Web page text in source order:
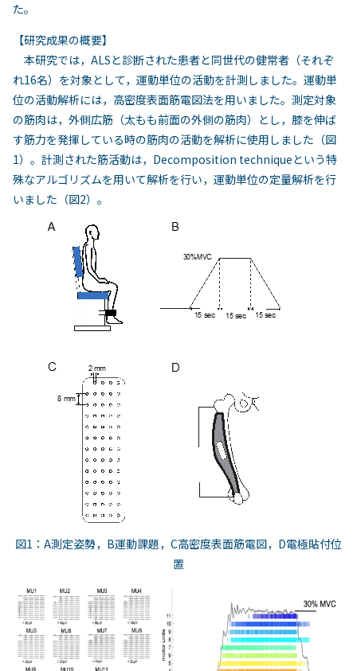
た。
【研究成果の概要】
本研究では，ALSと診断された患者と同世代の健常者（それぞ
れ16名）を対象として，運動単位の活動を計測しました。運動単
位の活動解析には，高密度表面筋電図法を用いました。測定対象
の筋肉は，外側広筋（太もも前面の外側の筋肉）とし，膝を伸ば
す筋力を発揮している時の筋肉の活動を解析に使用しました（図
1）。計測された筋活動は，Decomposition techniqueという特
殊なアルゴリズムを用いて解析を行い，運動単位の定量解析を行
いました（図2）。
図1：A測定姿勢，B運動課題，C高密度表面筋電図，D電極貼付位
置